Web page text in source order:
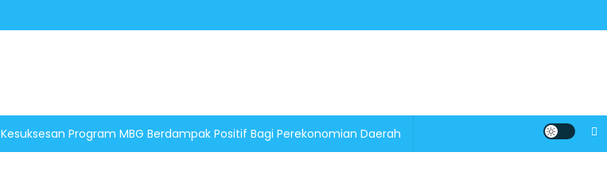
Kesuksesan Program MBG Berdampak Positif Bagi Perekonomian Daerah